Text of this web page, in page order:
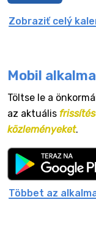
Zobraziť celý
Mobil
Töltse le a
az aktuális
közleményeket.
Többet az